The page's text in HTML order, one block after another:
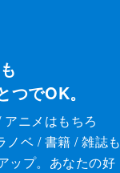
つでOK。
ニメはもちろ
ノベ / 書籍 / 雑誌も
ップ。あなたの好